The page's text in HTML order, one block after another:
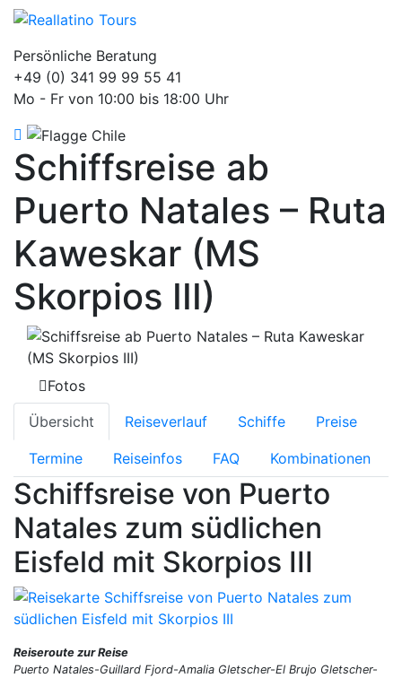
Persönliche Beratung
+49 (0) 341 99 99 55 41
Mo - Fr von 10:00 bis 18:00 Uhr
Schiffsreise ab
Puerto Natales – Ruta
Kaweskar (MS
Skorpios III)
Fotos
Übersicht
Reiseverlauf Schiffe Preise
Termine Reiseinfos FAQ Kombinationen
Schiffsreise von Puerto
Natales zum südlichen
Eisfeld mit Skorpios III
Reiseroute zur Reise
Puerto Natales-Guillard Fjord-Amalia Gletscher-El Brujo Gletscher-